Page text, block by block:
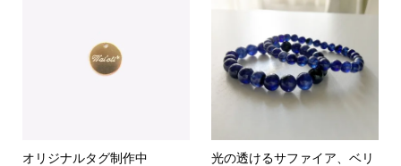
オリジナルタグ制作中
光の透けるサファイア、ベリ